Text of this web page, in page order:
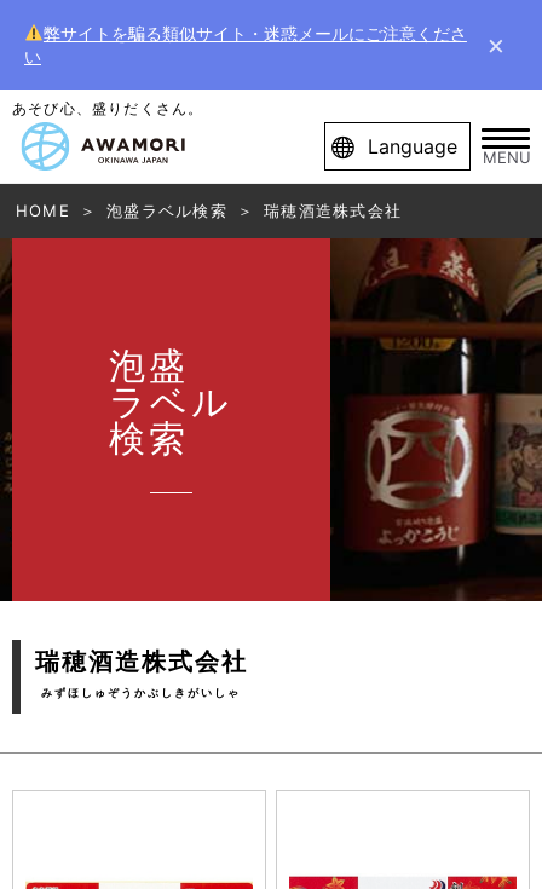
弊サイトを騙る類似サイト・迷惑メールにご注意くださ
い
×
あそび心、盛りだくさん。
Language MENU
HOME 泡盛ラベル検索 瑞穂酒造株式会社
泡盛
ラベル
検索
瑞穂酒造株式会社
みずほしゅぞうかぶしきがいしゃ